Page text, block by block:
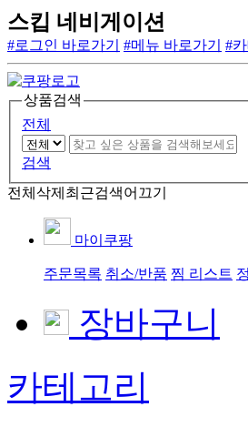
스킵 네비게이션
#로그인 바로가기 #메뉴 바로가기 #
상품검색
전체
검색
전체삭제 최근검색어끄기
마이쿠팡
주문목록 취소/반품 찜 리스트
장바구니
카테고리